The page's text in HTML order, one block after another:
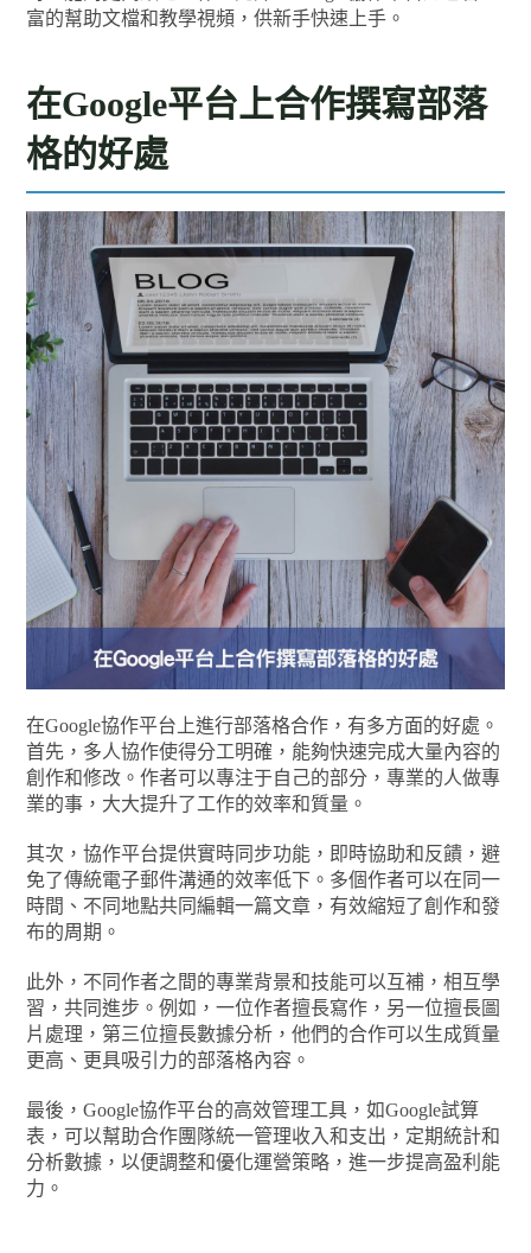
富的幫助文檔和教學視頻，供新手快速上手。
在Google平台上合作撰寫部落
格的好處
在Google協作平台上進行部落格合作，有多方面的好處。
首先，多人協作使得分工明確，能夠快速完成大量內容的
創作和修改。作者可以專注于自己的部分，專業的人做專
業的事，大大提升了工作的效率和質量。
其次，協作平台提供實時同步功能，即時協助和反饋，避
免了傳統電子郵件溝通的效率低下。多個作者可以在同一
時間、不同地點共同編輯一篇文章，有效縮短了創作和發
布的周期。
此外，不同作者之間的專業背景和技能可以互補，相互學
習，共同進步。例如，一位作者擅長寫作，另一位擅長圖
片處理，第三位擅長數據分析，他們的合作可以生成質量
更高、更具吸引力的部落格內容。
最後，Google協作平台的高效管理工具，如Google試算
表，可以幫助合作團隊統一管理收入和支出，定期統計和
分析數據，以便調整和優化運營策略，進一步提高盈利能
力。